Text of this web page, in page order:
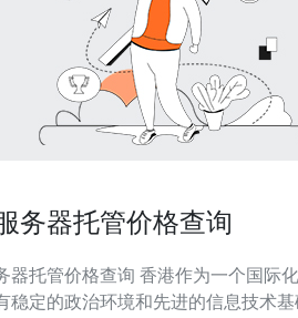
务器托管价格查询
查询 香港作为一个国际化的商业中
稳定的政治环境和先进的信息技术基